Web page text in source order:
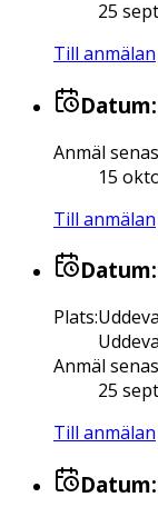
25
Till anmälan
Datum:
Anmäl
15
Till anmälan
Datum:
Plats:
Anmäl
25
Till anmälan
Datum: